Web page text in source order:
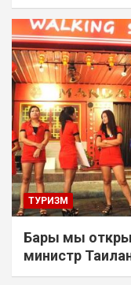
ТУРИЗМ
Бары мы
министр